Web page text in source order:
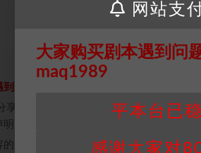
无效链接请联系客服补发！！！网盘不
享投稿+个人整理而来，仅供学习研究使
，理解并同意受本条约约束，并遵守所
的版权均属于机关版权或权利人。如有侵
网站支
大家购买剧本遇到问
maq1989
平本台已
感谢大家对